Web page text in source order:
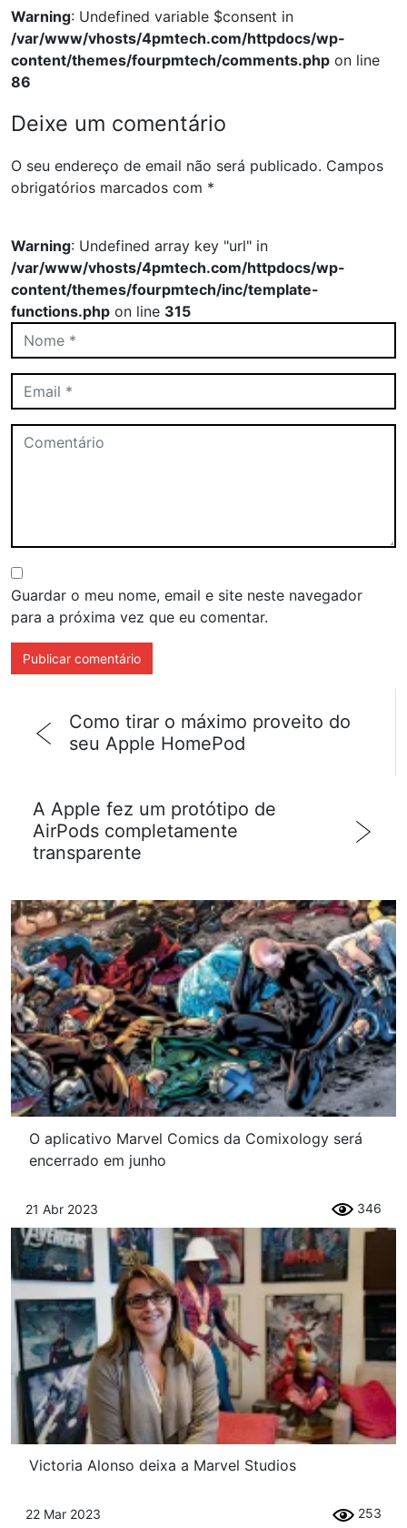
Warning: Undefined variable $consent in
/var/www/vhosts/4pmtech.com/httpdocs/wp-
content/themes/fourpmtech/comments.php on line
86
Deixe um comentário
O seu endereço de email não será publicado. Campos
obrigatórios marcados com *
Warning: Undefined array key "url" in
/var/www/vhosts/4pmtech.com/httpdocs/wp-
content/themes/fourpmtech/inc/template-
functions.php on line 315
Guardar o meu nome, email e site neste navegador
para a próxima vez que eu comentar.
Como tirar o máximo proveito do
seu Apple HomePod
A Apple fez um protótipo de
AirPods completamente
transparente
O aplicativo Marvel Comics da Comixology será
encerrado em junho
21 Abr 2023 346
Victoria Alonso deixa a Marvel Studios
22 Mar 2023 253